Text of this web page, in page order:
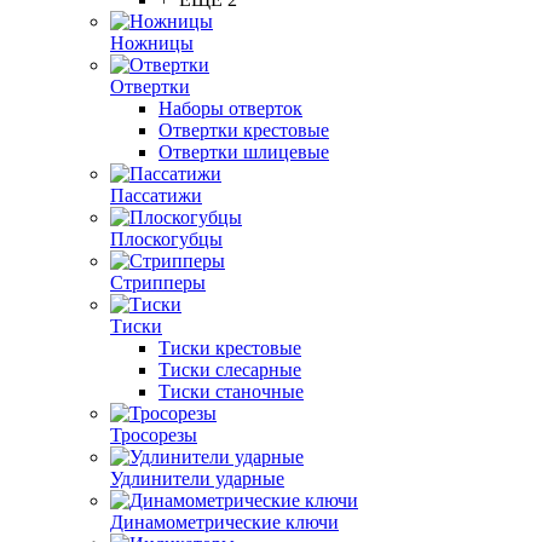
Ножницы
Отвертки
Наборы отверток
Отвертки крестовые
Отвертки шлицевые
Пассатижи
Плоскогубцы
Стрипперы
Тиски
Тиски крестовые
Тиски слесарные
Тиски станочные
Тросорезы
Удлинители ударные
Динамометрические ключи